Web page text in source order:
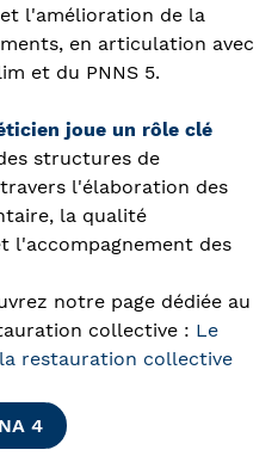
l'amélioration de la
en articulation avec
et du PNNS 5.
joue un rôle clé
structures de
l'élaboration des
la qualité
l'accompagnement des
notre page dédiée au
collective : Le
restauration collective
4